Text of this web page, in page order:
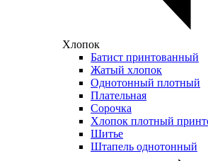
Хлопок
Батист принтованный
Жатый хлопок
Однотонный плотный
Плательная
Сорочка
Хлопок плотный
Шитье
Штапель однотонный